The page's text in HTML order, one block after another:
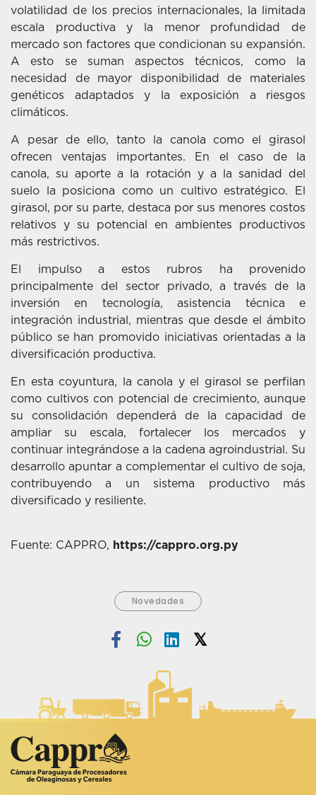
volatilidad de los precios internacionales, la limitada
escala productiva y la menor profundidad de
mercado son factores que condicionan su expansión.
A esto se suman aspectos técnicos, como la
necesidad de mayor disponibilidad de materiales
genéticos adaptados y la exposición a riesgos
climáticos.
A pesar de ello, tanto la canola como el girasol
ofrecen ventajas importantes. En el caso de la
canola, su aporte a la rotación y a la sanidad del
suelo la posiciona como un cultivo estratégico. El
girasol, por su parte, destaca por sus menores costos
relativos y su potencial en ambientes productivos
más restrictivos.
El impulso a estos rubros ha provenido
principalmente del sector privado, a través de la
inversión en tecnología, asistencia técnica e
integración industrial, mientras que desde el ámbito
público se han promovido iniciativas orientadas a la
diversificación productiva.
En esta coyuntura, la canola y el girasol se perfilan
como cultivos con potencial de crecimiento, aunque
su consolidación dependerá de la capacidad de
ampliar su escala, fortalecer los mercados y
continuar integrándose a la cadena agroindustrial. Su
desarrollo apuntar a complementar el cultivo de soja,
contribuyendo a un sistema productivo más
diversificado y resiliente.
Fuente: CAPPRO, https://cappro.org.py
Novedades